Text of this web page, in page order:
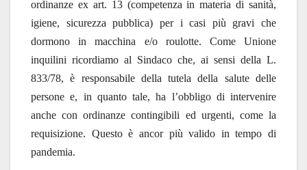
ordinanze ex art. 13 (competenza in materia di sanità,
igiene, sicurezza pubblica) per i casi più gravi che
dormono in macchina e/o roulotte. Come Unione
inquilini ricordiamo al Sindaco che, ai sensi della L.
833/78, è responsabile della tutela della salute delle
persone e, in quanto tale, ha l’obbligo di intervenire
anche con ordinanze contingibili ed urgenti, come la
requisizione. Questo è ancor più valido in tempo di
pandemia.